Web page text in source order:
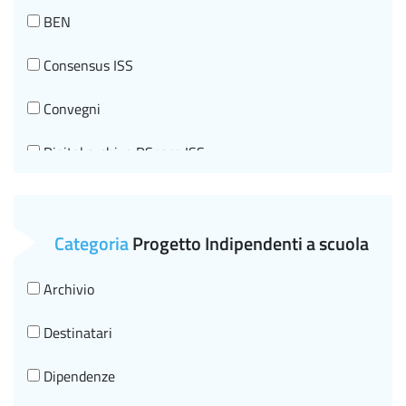
BEN
Consensus ISS
Convegni
Digital archive DSpace ISS
Editorial information
Events
Historical-scientific heritage
I beni storico-scientifici
CategoriaProgetto Indipendenti a scuola
Archivio
Destinatari
Dipendenze